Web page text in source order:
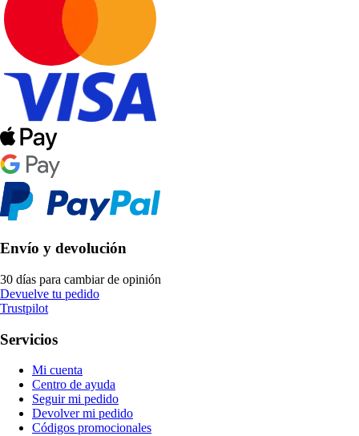
Envío y devolución
30 días para cambiar de opinión
Devuelve tu pedido
Trustpilot
Servicios
Mi cuenta
Centro de ayuda
Seguir mi pedido
Devolver mi pedido
Códigos promocionales